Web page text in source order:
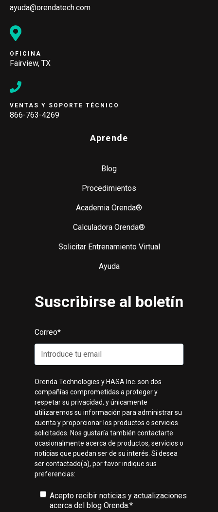
ayuda@orendatech.com
OFICINA
Fairview, TX
VENTAS Y SOPORTE TÉCNICO
866-763-4269
Aprende
Blog
Procedimientos
Academia Orenda®
Calculadora Orenda®
Solicitar Entrenamiento Virtual
Ayuda
Suscribirse al boletín
Correo*
Orenda Technologies y HASA Inc. son dos
compañías comprometidas a proteger y
respetar su privacidad, y únicamente
utilizaremos su información para administrar su
cuenta y proporcionar los productos o servicios
solicitados. Nos gustaría también contactarte
ocasionalmente acerca de productos, servicios o
noticias que puedan ser de su interés. Si desea
ser contactado(a), por favor indique sus
preferencias:
Acepto recibir noticias y actualizaciones
acerca del blog Orenda.*